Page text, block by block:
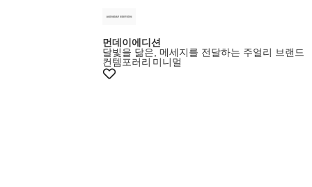
먼데이에디션
달빛을 닮은, 메세지를 전달하는 주얼리 브랜드
컨템포러리 미니멀